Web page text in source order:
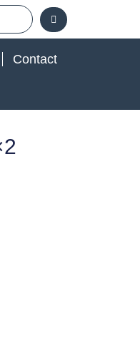
Contact